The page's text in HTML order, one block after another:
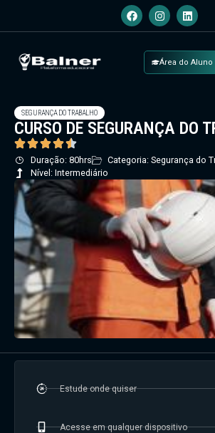
Área do Aluno
SEGURANÇA DO TRABALHO
CURSO DE SEGURANÇA DO
Duração: 80hrs
Categoria: Segurança do
Nível: Intermediário
Estude onde quiser
Acesse em qualquer dispositivo